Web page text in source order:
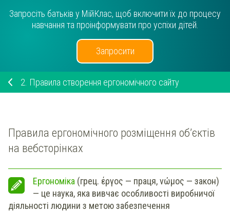
Запросіть батьків у МійКлас, щоб включити їх до процесу
навчання та проінформувати про успіхи дітей.
Запросити
2. Правила створення ергономічного сайту
Правила ергономічного розміщення об’єктів
на вебсторінках
Ергономіка (грец. έργος — праця, νώμος — закон)
— це наука, яка вивчає особливості виробничої
діяльності людини з метою забезпечення